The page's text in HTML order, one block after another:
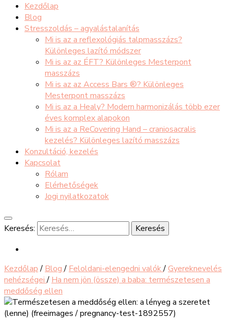
Kezdőlap
Blog
Stresszoldás – agyalástalanítás
Mi is az a reflexológiás talpmasszázs?
Különleges lazító módszer
Mi is az az ÉFT? Különleges Mesterpont
masszázs
Mi is az az Access Bars ®? Különleges
Mesterpont masszázs
Mi is az a Healy? Modern harmonizálás több ezer
éves komplex alapokon
Mi is az a ReCovering Hand – craniosacralis
kezelés? Különleges lazító masszázs
Konzultáció, kezelés
Kapcsolat
Rólam
Elérhetőségek
Jogi nyilatkozatok
Keresés:
Kezdőlap / Blog/ Feloldani-elengedni valók/Gyereknevelés
nehézségei/ Ha nem jön (össze) a baba: természetesen a
meddőség ellen